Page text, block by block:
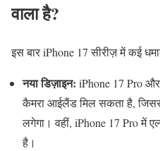
वाला है?
इस बार iPhone 17 सीरीज़ में कई
नया डिज़ाइन: iPhone 17 Pro
कैमरा आईलैंड मिल सकता है,
लगेगा। वहीं, iPhone 17 Pro में
है।